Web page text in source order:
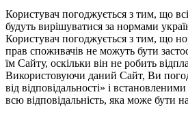
Користувач погоджується з тим, що
будуть вирішуватися за нормами
Користувач погоджується з тим, що
прав споживачів не можуть бути
їм Сайту, оскільки він не робить
Використовуючи даний Сайт, Ви
від відповідальності» і
всю відповідальність, яка може бути